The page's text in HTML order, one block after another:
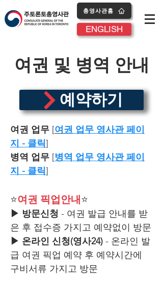
총영사관홈
ENGLISH
여권 및 병역 안내
예약하기
여권 업무 [여권 업무 영사관 페이
지 - 클릭]
병역 업무 [병역 업무 영사관 페이
지 - 클릭]
⭐여권 픽업안내⭐
▶ 방문신청 - 여권 발급 안내를 받
은 후 접수증 가지고 예약없이 방문
▶ 온라인 신청(영사24) - 온라인 발
급 여권 픽업 예약 후 예약시간에
구비서류 가지고 방문